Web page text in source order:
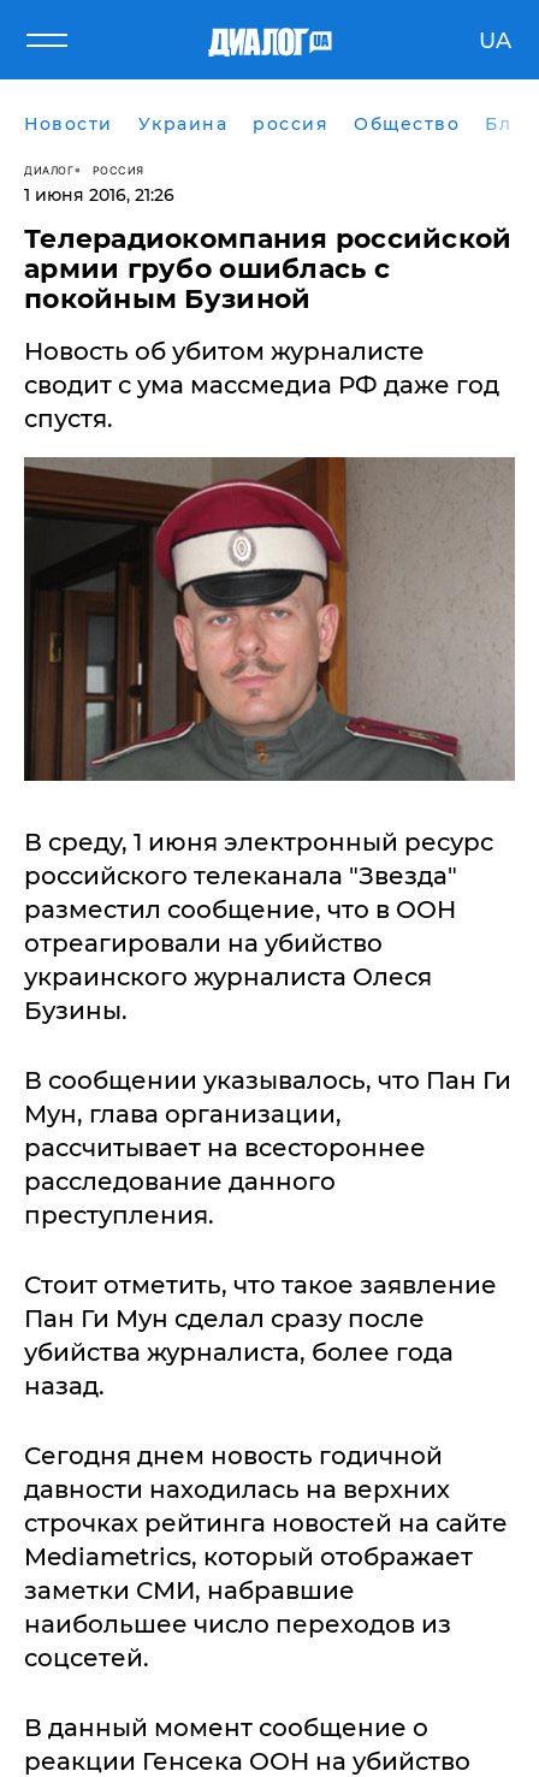
UA
Новости Украина россия Общество
ДИАЛОГ РОССИЯ
1 июня 2016, 21:26
Телерадиокомпания российской
армии грубо ошиблась с
покойным Бузиной
Новость об убитом журналисте
сводит с ума массмедиа РФ даже год
спустя.
В среду, 1 июня электронный ресурс
российского телеканала "Звезда"
разместил сообщение, что в ООН
отреагировали на убийство
украинского журналиста Олеся
Бузины.
В сообщении указывалось, что Пан Ги
Мун, глава организации,
рассчитывает на всестороннее
расследование данного
преступления.
Стоит отметить, что такое заявление
Пан Ги Мун сделал сразу после
убийства журналиста, более года
назад.
Сегодня днем новость годичной
давности находилась на верхних
строчках рейтинга новостей на сайте
Mediametrics, который отображает
заметки СМИ, набравшие
наибольшее число переходов из
соцсетей.
В данный момент сообщение о
реакции Генсека ООН на убийство